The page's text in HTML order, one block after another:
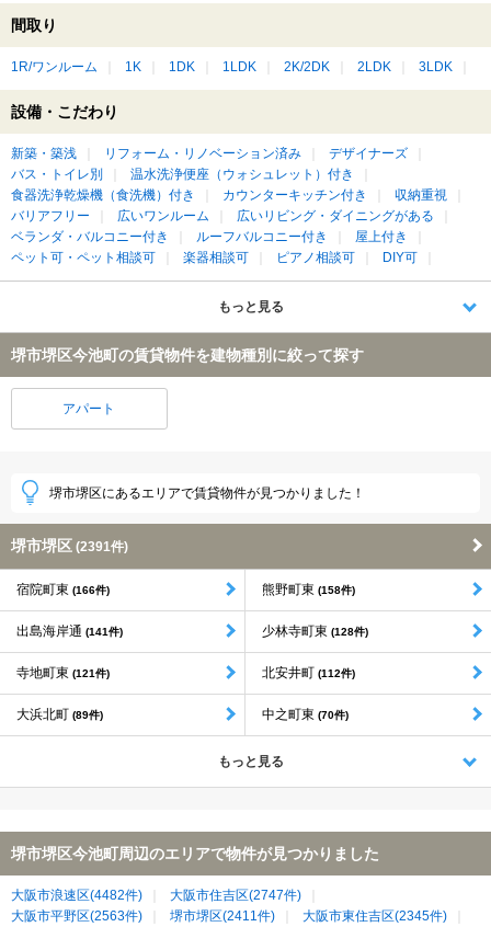
間取り
1R/ワンルーム 1K 1DK 1LDK 2K/2DK 2LDK 3LDK
設備・こだわり
新築・築浅 リフォーム・リノベーション済み
デザイナーズ
バス・トイレ別
温水洗浄便座（ウォシュレット）付き
食器洗浄乾燥機（食洗機）付き
カウンターキッチン付き
収納重視
バリアフリー
広いワンルーム
広いリビング・ダイニングがある
ベランダ・バルコニー付き
ルーフバルコニー付き
屋上付き
ペット可・ペット相談可
楽器相談可 ピアノ相談可 DIY可
もっと見る
堺市堺区今池町の賃貸物件を建物種別に絞って探す
アパート
堺市堺区にあるエリアで賃貸物件が見つかりました！
堺市堺区 (2391件)
宿院町東 (166件) 熊野町東 (158件)
出島海岸通 (141件) 少林寺町東 (128件)
寺地町東 (121件) 北安井町 (112件)
大浜北町 (89件) 中之町東 (70件)
もっと見る
堺市堺区今池町周辺のエリアで物件が見つかりました
大阪市浪速区(4482件)
大阪市住吉区(2747件)
大阪市平野区(2563件)
堺市堺区(2411件)
大阪市東住吉区(2345件)